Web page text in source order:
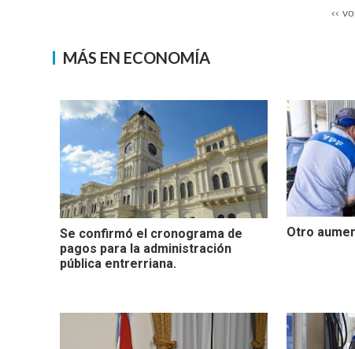
‹‹
MÁS EN ECONOMÍA
Se confirmó el cronograma de
pagos para la administración
pública entrerriana.
Otro